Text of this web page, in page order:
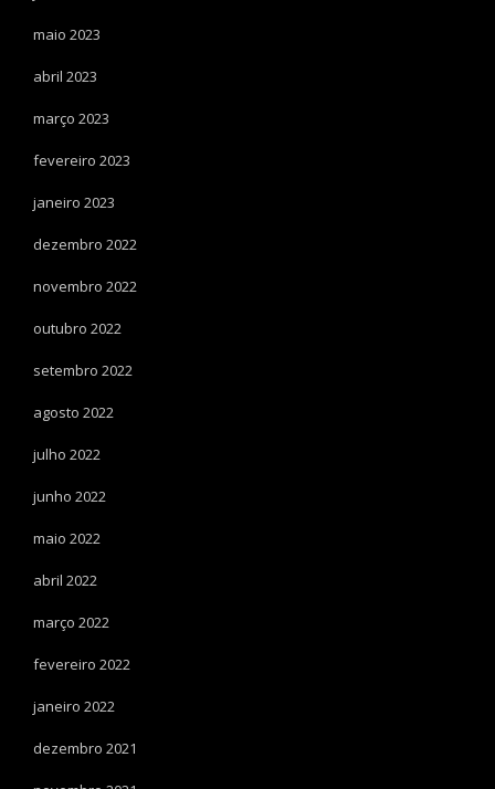
maio 2023
abril 2023
março 2023
fevereiro 2023
janeiro 2023
dezembro 2022
novembro 2022
outubro 2022
setembro 2022
agosto 2022
julho 2022
junho 2022
maio 2022
abril 2022
março 2022
fevereiro 2022
janeiro 2022
dezembro 2021